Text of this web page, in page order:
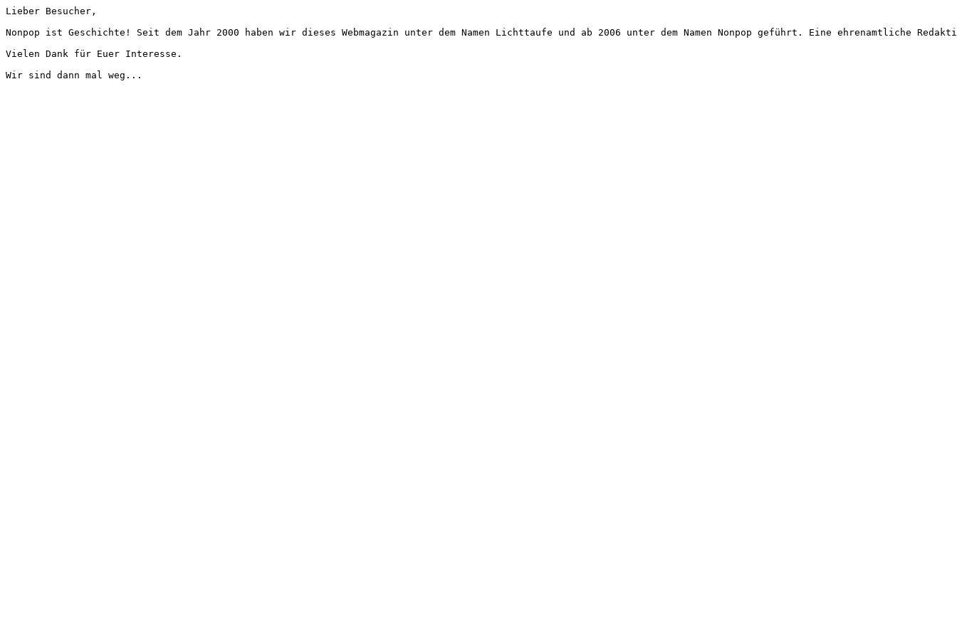
Lieber Besucher,
Nonpop ist Geschichte! Seit dem Jahr 2000 haben wir dieses Webmagazin unter dem Namen Lichttaufe und ab 2006 unter dem Namen Nonpop geführt. Eine ehrenamtliche
Vielen Dank für Euer Interesse.
Wir sind dann mal weg...